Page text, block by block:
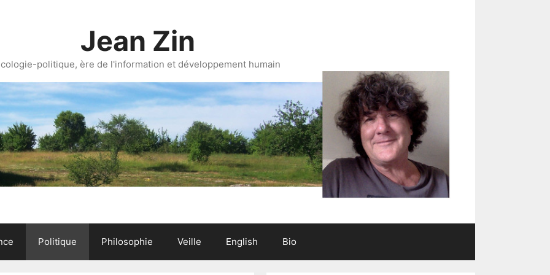
Jean Zin
politique, ère de l'information et développement humain
Politique Philosophie Veille English Bio